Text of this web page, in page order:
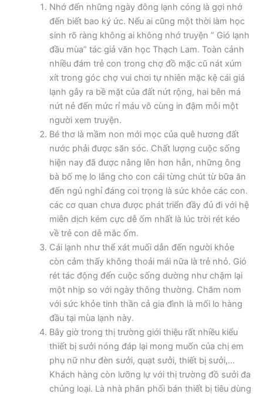
Nhớ đến những ngày đông lạnh cóng là gợi nhớ
đến biết bao ký ức. Nếu ai cũng một thời làm học
sinh rõ ràng không ai không nhớ truyện ” Gió lạnh
đầu mùa” tác giả văn học Thạch Lam. Toàn cảnh
nhiều đám trẻ con trong chợ đồ mặc cũ nát xúm
xít trong góc chợ vui chơi tự nhiên mặc kệ cái giá
lạnh gây ra bề mặt của đất nứt rộng, hai bên má
nứt nẻ đến mức rỉ máu vô cùng in đậm mỗi một
người xem truyện.
Bé thơ là mầm non mới mọc của quê hương đất
nước phải được săn sóc. Chất lượng cuộc sống
hiện nay đã được nâng lên hơn hẳn, những ông
bà bố mẹ lo lắng cho con cái từng chút từ bữa ăn
đến ngủ nghỉ đáng coi trọng là sức khỏe các con.
các cơ quan chưa được phát triển đầy đủ đi với hệ
miễn dịch kém cực dễ ốm nhất là lúc trời rét kéo
về trẻ con dễ mắc ốm.
Cái lạnh như thể xát muối dẫn đến người khỏe
còn cảm thấy không thoải mái nữa là trẻ nhỏ. Gió
rét tác động đến cuộc sống dường như chậm lại
một nhịp so với ngày thông thường. Chăm nom
với sức khỏe tinh thần cả gia đình là mối lo hàng
đầu tại mùa lạnh này.
Bây giờ trong thị trường giới thiệu rất nhiều kiểu
thiết bị sưởi nóng đáp lại mong muốn của chị em
phụ nữ như đèn sưởi, quạt sưởi, thiết bị sưởi,…
Khách hàng còn lưỡng lự với thị trường đồ sưởi đa
chủng loại. Là nhà phân phối bán thiết bị tiêu dùng